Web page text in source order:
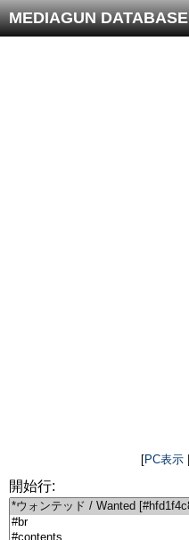
MEDIAGUN DATABASE
[PC表示
開始行: